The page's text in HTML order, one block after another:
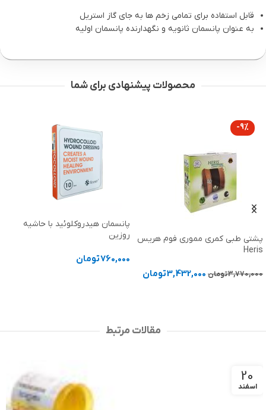
قابل استفاده برای تمامی زخم ها به جای گاز استریل
به عنوان پانسمان ثانویه و نگهدارنده پانسمان اولیه
محصولات پیشنهادی برای شما
-9%
پشتی طبی کمری مموری فوم هریس
Heris
3,770,000تومان 3,432,000تومان
پانسمان هیدروکلوئید با حاشیه
روزین
760,000تومان
مقالات مرتبط
20
اسفند